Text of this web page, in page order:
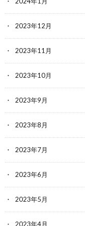
2023年12月
2023年11月
2023年10月
2023年9月
2023年8月
2023年7月
2023年6月
2023年5月
2023年4月